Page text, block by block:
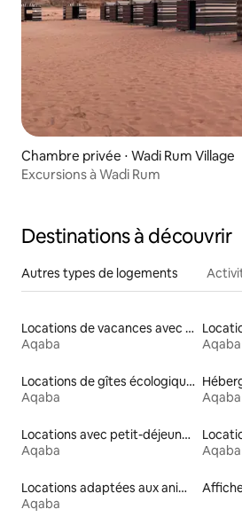
Chambre privée ⋅ Wadi Rum Village
Excursions à Wadi Rum
Destinations à découvrir
Autres types de logements
Locations de vacances avec piscine
Aqaba
Aqaba
Locations de gîtes écologiques
Aqaba
Aqaba
Locations avec petit-déjeuner
Aqaba
Aqaba
Locations adaptées aux animaux
Aqaba